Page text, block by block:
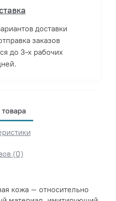
доставки
заказов
до 3-х рабочих
(0)
кожа – относительно